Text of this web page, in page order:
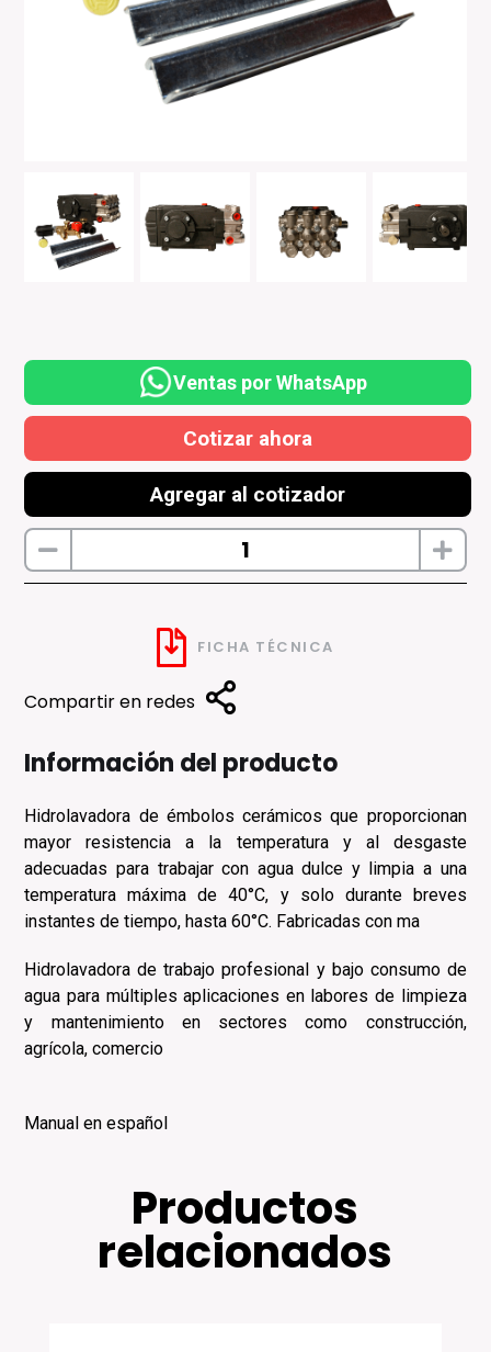
Ventas por WhatsApp
Cotizar ahora
Agregar al cotizador
FICHA TÉCNICA
Compartir en redes
Información del producto
Hidrolavadora de émbolos cerámicos que proporcionan
mayor resistencia a la temperatura y al desgaste
adecuadas para trabajar con agua dulce y limpia a una
temperatura máxima de 40°C, y solo durante breves
instantes de tiempo, hasta 60°C. Fabricadas con ma
Hidrolavadora de trabajo profesional y bajo consumo de
agua para múltiples aplicaciones en labores de limpieza
y mantenimiento en sectores como construcción,
agrícola, comercio
Manual en español
Productos
relacionados